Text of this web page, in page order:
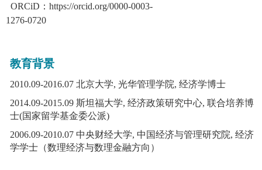
ORCiD ： https://orcid.org/0000-0003-
1276-0720
教育背景
2010.09-2016.07 北京大学, 光华管理学院, 经济学博士
2014.09-2015.09 斯坦福大学, 经济政策研究中心, 联合培养博
士(国家留学基金委公派)
2006.09-2010.07 中央财经大学, 中国经济与管理研究院, 经济
学学士（数理经济与数理金融方向）